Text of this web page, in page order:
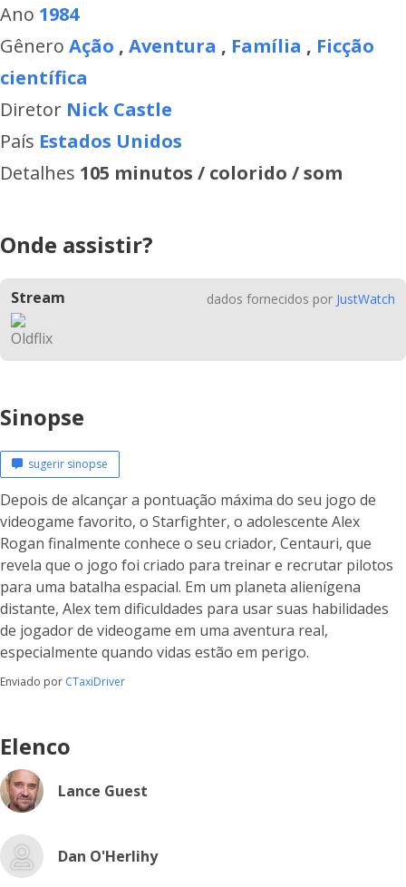
Ano 1984
Gênero Ação , Aventura , Família , Ficção
científica
Diretor Nick Castle
País Estados Unidos
Detalhes 105 minutos / colorido / som
Onde assistir?
Stream dados fornecidos por JustWatch
Sinopse
sugerir sinopse
Depois de alcançar a pontuação máxima do seu jogo de
videogame favorito, o Starfighter, o adolescente Alex
Rogan finalmente conhece o seu criador, Centauri, que
revela que o jogo foi criado para treinar e recrutar pilotos
para uma batalha espacial. Em um planeta alienígena
distante, Alex tem dificuldades para usar suas habilidades
de jogador de videogame em uma aventura real,
especialmente quando vidas estão em perigo.
Enviado por CTaxiDriver
Elenco
Lance Guest
Dan O'Herlihy